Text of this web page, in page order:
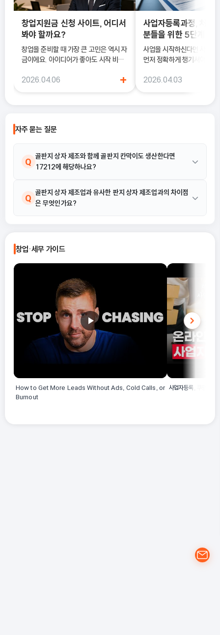
창업지원금 신청 사이트, 어디서
봐야 할까요?
창업을 준비할 때 가장 큰 고민은 역시 자
금이에요. 아이디어가 좋아도 시작 비용
이럴 때 도움이 되는 것이 바로 창업지원
2026.04.06 +
사업자등록과정, 처음
분들을 위한 5단계 정
사업을 시작하신다면 사업자
먼저 정확하게 챙기셔야 해
국세청에 정식으로 사업을
2026.04.03
자주 묻는 질문
Q
골판지 상자 제조와 함께 골판지 칸막이도 생산한다면
17212에 해당하나요?
A 네, 해당됩니다. 17212 골판지 상자 및 가공제품 제조업은 구입한
골판지 원단 및 골판지를 가공하여 골판지 상자 및 관련 제품을 제조
Q
골판지 상자 제조업과 유사한 판지 상자 제조업과의 차이점
은 무엇인가요?
지가 아닌 판지를 원단으로 사용하기 때문에 구분됩니다.
창업·세무 가이드
How to Get More Leads Without Ads, Cold Calls, or
Burnout
사업자등록, 쿠팡 가